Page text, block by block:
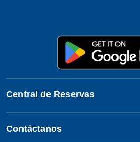
Central de Reservas
Contáctanos